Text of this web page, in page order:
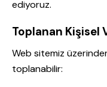
ediyoruz.
Toplanan Kişisel
Web sitemiz
toplanabilir: